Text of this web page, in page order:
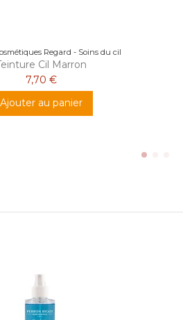
Regard - Soins du cil
Cil Marron
7,70 €
Ajouter au panier